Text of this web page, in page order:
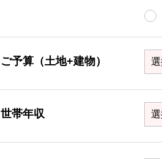
ご予算（土地+建物）
世帯年収